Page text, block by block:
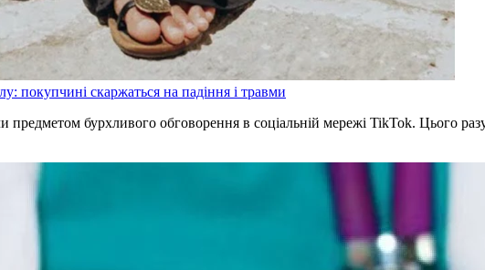
покупчині скаржаться на падіння і травми
предметом бурхливого обговорення в соціальній мережі TikTok. Цього